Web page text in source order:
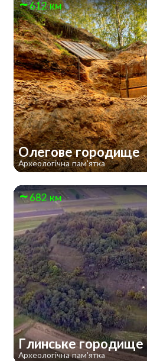
612 км
Олегове городище
Археологічна пам'ятка
682 км
Глинське городище
Археологічна пам'ятка